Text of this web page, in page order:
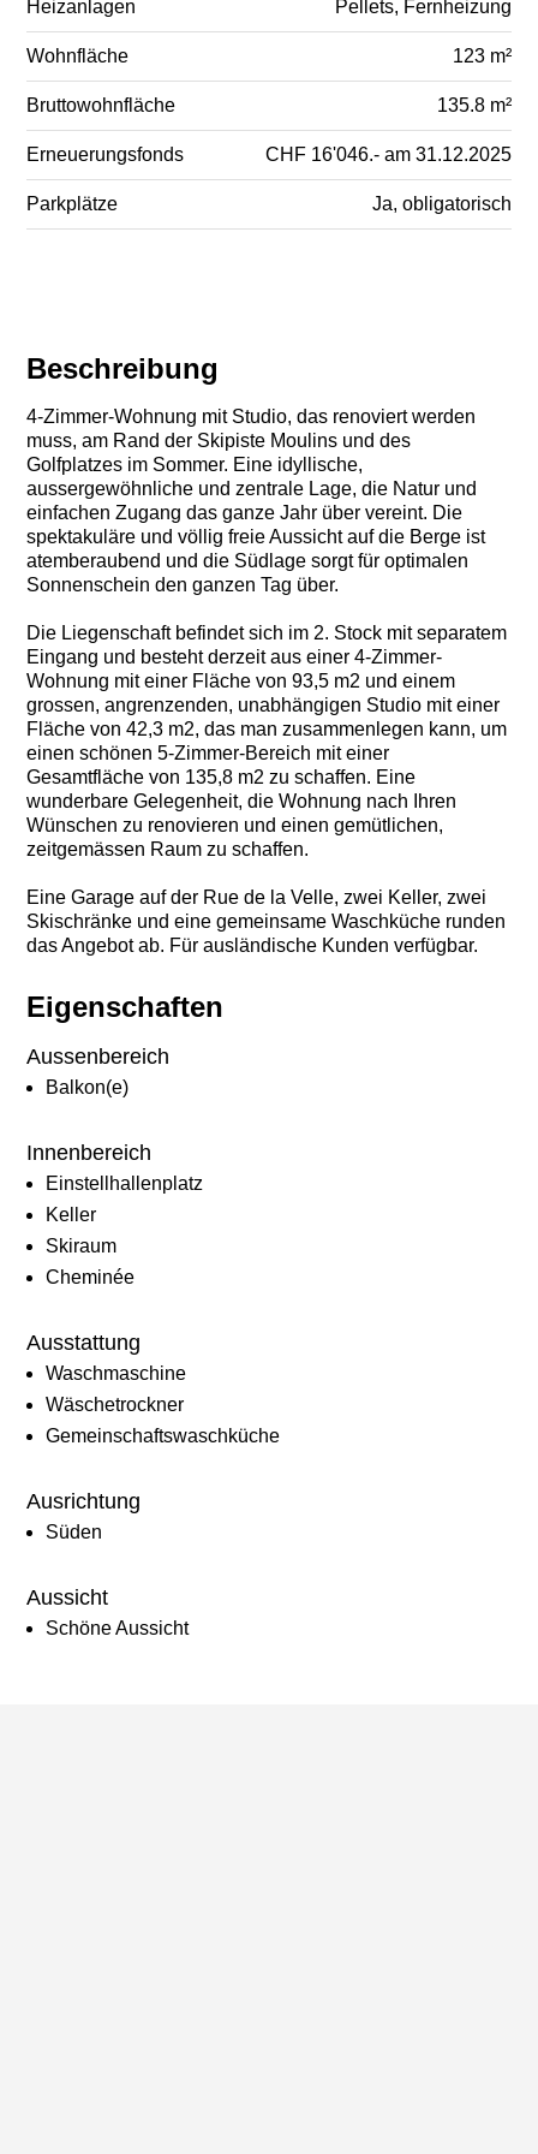
Beschreibung
4-Zimmer-Wohnung mit Studio, das renoviert werden
muss, am Rand der Skipiste Moulins und des
Golfplatzes im Sommer. Eine idyllische,
aussergewöhnliche und zentrale Lage, die Natur und
einfachen Zugang das ganze Jahr über vereint. Die
spektakuläre und völlig freie Aussicht auf die Berge ist
atemberaubend und die Südlage sorgt für optimalen
Sonnenschein den ganzen Tag über.
Die Liegenschaft befindet sich im 2. Stock mit separatem
Eingang und besteht derzeit aus einer 4-Zimmer-
Wohnung mit einer Fläche von 93,5 m2 und einem
grossen, angrenzenden, unabhängigen Studio mit einer
Fläche von 42,3 m2, das man zusammenlegen kann, um
einen schönen 5-Zimmer-Bereich mit einer
Gesamtfläche von 135,8 m2 zu schaffen. Eine
wunderbare Gelegenheit, die Wohnung nach Ihren
Wünschen zu renovieren und einen gemütlichen,
zeitgemässen Raum zu schaffen.
Eine Garage auf der Rue de la Velle, zwei Keller, zwei
Skischränke und eine gemeinsame Waschküche runden
das Angebot ab. Für ausländische Kunden verfügbar.
Eigenschaften
Aussenbereich
Balkon(e)
Innenbereich
Einstellhallenplatz
Keller
Skiraum
Cheminée
Ausstattung
Waschmaschine
Wäschetrockner
Gemeinschaftswaschküche
Ausrichtung
Süden
Aussicht
Schöne Aussicht
Heizanlagen Pellets, Fernheizung
Wohnfläche 123 m²
Bruttowohnfläche 135.8 m²
Erneuerungsfonds CHF 16'046.- am 31.12.2025
Parkplätze Ja, obligatorisch